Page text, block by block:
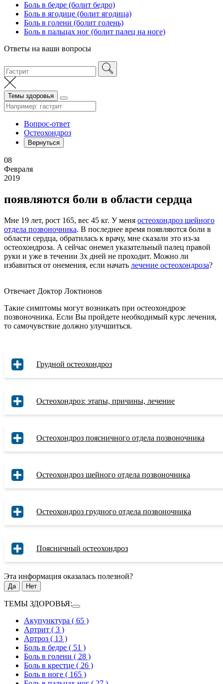
Боль в бедре (болит бедро)
Боль в ягодице (болит ягодица)
Боль в голени (болит голень)
Боль в пальцах ног (болит палец на ноге)
Ответы на ваши вопросы
Темы здоровья
Вопрос-ответ
Остеохондроз
Вернуться
08
Февраля
2019
появляются боли в области сердца
Мне 19 лет, рост 165, вес 45 кг. У меня остеохондроз шейного
отдела позвоночника. В последнее время появляются боли в
области сердца, обратилась к врачу, мне сказали это из-за
остеохондроза. А сейчас онемел указательный палец правой
руки и уже в течении 3х дней не проходит. Можно ли
избавиться от онемения, если начать лечение остеохондроза?
Отвечает Доктор Локтионов
Такие симптомы могут возникать при остеохондрозе
позвоночника. Если Вы пройдете необходимый курс лечения,
то самочувствие должно улучшиться.
Грудной остеохондроз
Остеохондроз: этапы, причины, лечение
Остеохондроз поясничного отдела позвоночника
Остеохондроз шейного отдела позвоночника
Остеохондроз грудного отдела позвоночника
Поясничный остеохондроз
Эта информация оказалась полезной?
Да Нет
ТЕМЫ ЗДОРОВЬЯ:
Акупунктура ( 65 )
Артрит ( 3 )
Артроз ( 13 )
Боль в бедре ( 51 )
Боль в голени ( 28 )
Боль в крестце ( 26 )
Боль в ноге ( 165 )